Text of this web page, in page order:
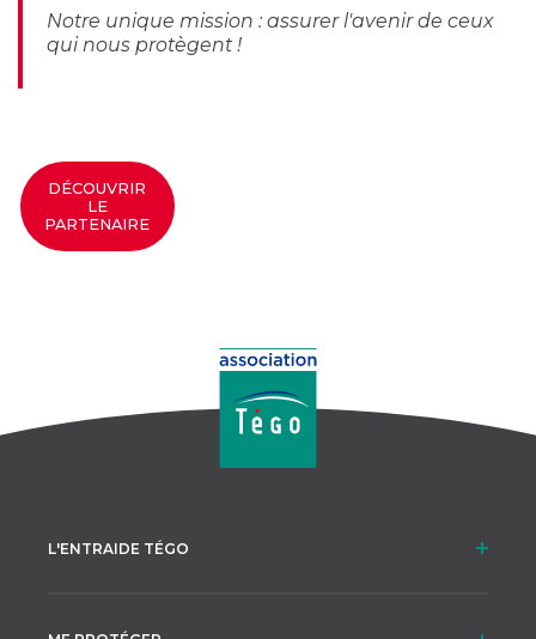
Notre unique mission : assurer l'avenir de ceux
qui nous protègent !
DÉCOUVRIR
LE
PARTENAIRE
L'ENTRAIDE TÉGO